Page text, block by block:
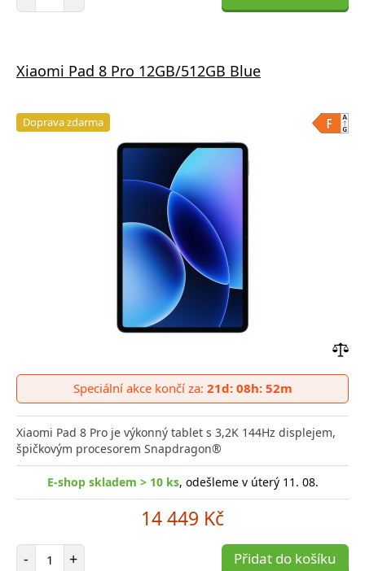
Xiaomi Pad 8 Pro 12GB/512GB Blue
Doprava zdarma
do
Speciální akce končí za: 21d: 08h: 52m
Xiaomi Pad 8 Pro je výkonný tablet s 3,2K 144Hz displejem,
špičkovým procesorem Snapdragon®
E-shop skladem > 10 ks, odešleme v úterý 11. 08.
14 449 Kč
- Počet položek
+ Přidat do košíku